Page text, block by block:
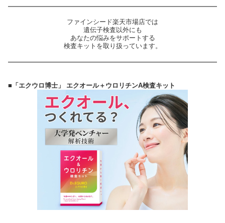
ファインシード楽天市場店では
遺伝子検査以外にも
あなたの悩みをサポートする
検査キットを取り扱っています。
■「エクウロ博士」 エクオール＋ウロリチンA検査キット